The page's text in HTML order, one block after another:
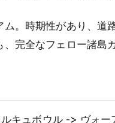
ム。時期性があり、道
完全なフェロー諸島
キュボウル -> ヴォ